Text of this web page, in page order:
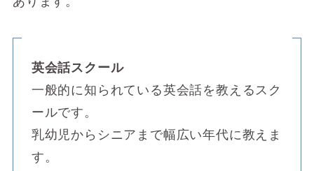
英会話スクール
一般的に知られている英会話を教えるスク
ールです。
乳幼児からシニアまで幅広い年代に教えま
す。